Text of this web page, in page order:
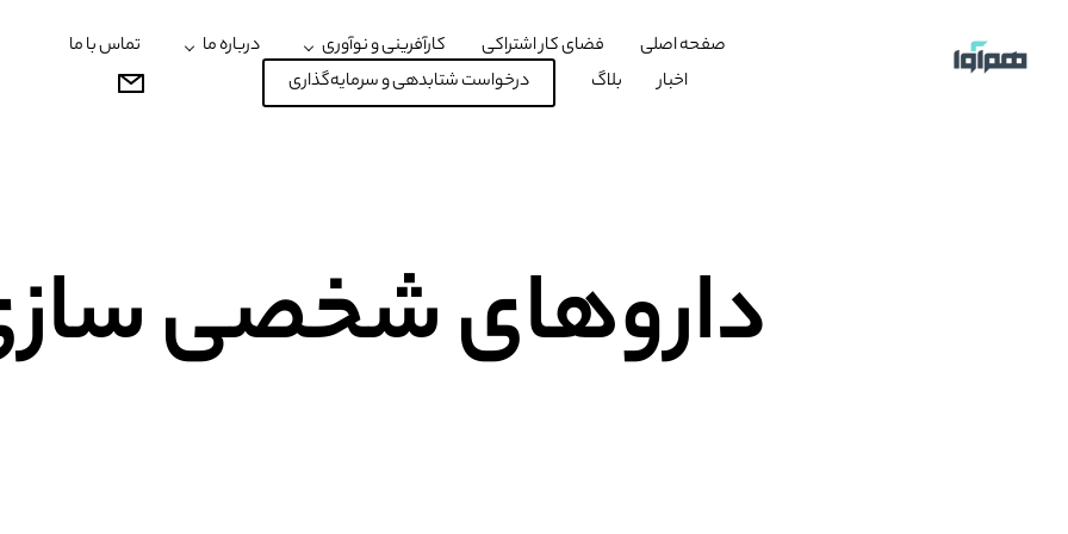
صفحه اصلی فضای کار اشتراکی کارآفرینی و نوآوری درباره ما
تماس با ما
اخبار
بلاگ درخواست شتابدهی و سرمایه‌گذاری
داروهای شخصی